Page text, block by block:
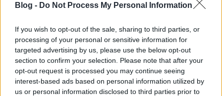
Blog - Do Not Process My Personal Information
If you wish to opt-out of the sale, sharing to third parties, or
processing of your personal or sensitive information for
targeted advertising by us, please use the below opt-out
section to confirm your selection. Please note that after your
opt-out request is processed you may continue seeing
interest-based ads based on personal information utilized by
us or personal information disclosed to third parties prior to
szlogenje a 2025-ös nyári menetrendhez:
Energiatakarékosság lóerővel! A jövőben az ÖBB a
mozdonyok helyett bizonyos viszonylatokon vontató
lovakra fog támaszkodni, ezért kovácsokat,
lóápolókat keresnek. A Railjetek akár 230 km/h
sebességgel…